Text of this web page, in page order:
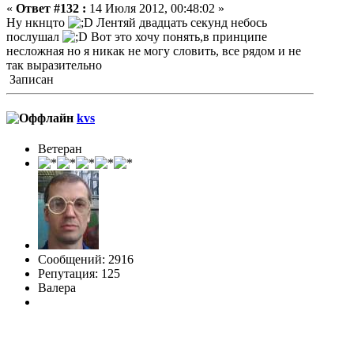
« Ответ #132 : 14 Июля 2012, 00:48:02 »
Ну нкнцто
Лентяй двадцать секунд небось
послушал
Вот это хочу понять,в принципе
несложная но я никак не могу словить, все рядом и не
так выразительно
Записан
kvs
Ветеран
Сообщений: 2916
Репутация: 125
Валера